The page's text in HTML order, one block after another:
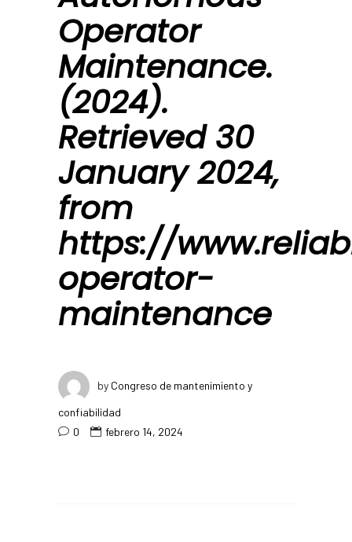
Operator
Maintenance.
(2024).
Retrieved 30
January 2024,
from
https://
operator-
maintenance
by Congreso de mantenimiento y
confiabilidad
0
febrero 14, 2024